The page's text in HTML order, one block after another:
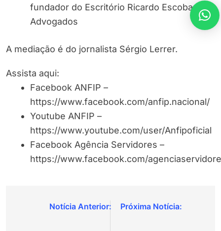
fundador do Escritório Ricardo Escobar
Advogados
A mediação é do jornalista Sérgio Lerrer.
Assista aqui:
Facebook ANFIP –
https://www.facebook.com/anfip.nacional/
Youtube ANFIP –
https://www.youtube.com/user/Anfipoficial
Facebook Agência Servidores –
https://www.facebook.com/
Navegação